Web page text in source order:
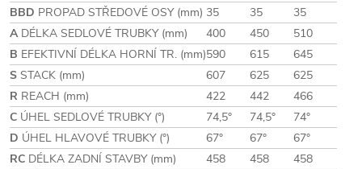
BBD PROPAD STŘEDOVÉ OSY (mm) 35 35
35
ADÉLKA SEDLOVÉ TRUBKY (mm) 400 450
510
B EFEKTIVNÍ DÉLKA HORNÍ TR. (mm)590 615
645
S STACK (mm) 607 625
625
R REACH (mm) 422 442
466
C ÚHEL SEDLOVÉ TRUBKY (°) 74,5° 74,5°
74°
D ÚHEL HLAVOVÉ TRUBKY (°) 67° 67°
67°
RC DÉLKA ZADNÍ STAVBY (mm) 458 458
458